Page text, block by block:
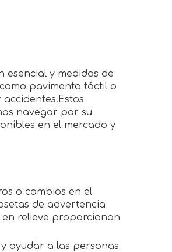
y medidas de
pavimento táctil o
navegar por su
en el mercado y
o cambios en el
de advertencia
relieve proporcionan
ayudar a las personas